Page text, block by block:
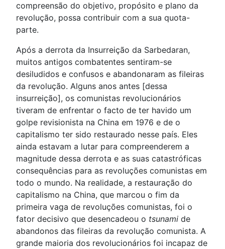
compreensão do objetivo, propósito e plano da
revolução, possa contribuir com a sua quota-
parte.
Após a derrota da Insurreição da Sarbedaran,
muitos antigos combatentes sentiram-se
desiludidos e confusos e abandonaram as fileiras
da revolução. Alguns anos antes [dessa
insurreição], os comunistas revolucionários
tiveram de enfrentar o facto de ter havido um
golpe revisionista na China em 1976 e de o
capitalismo ter sido restaurado nesse país. Eles
ainda estavam a lutar para compreenderem a
magnitude dessa derrota e as suas catastróficas
consequências para as revoluções comunistas em
todo o mundo. Na realidade, a restauração do
capitalismo na China, que marcou o fim da
primeira vaga de revoluções comunistas, foi o
fator decisivo que desencadeou o tsunami de
abandonos das fileiras da revolução comunista. A
grande maioria dos revolucionários foi incapaz de